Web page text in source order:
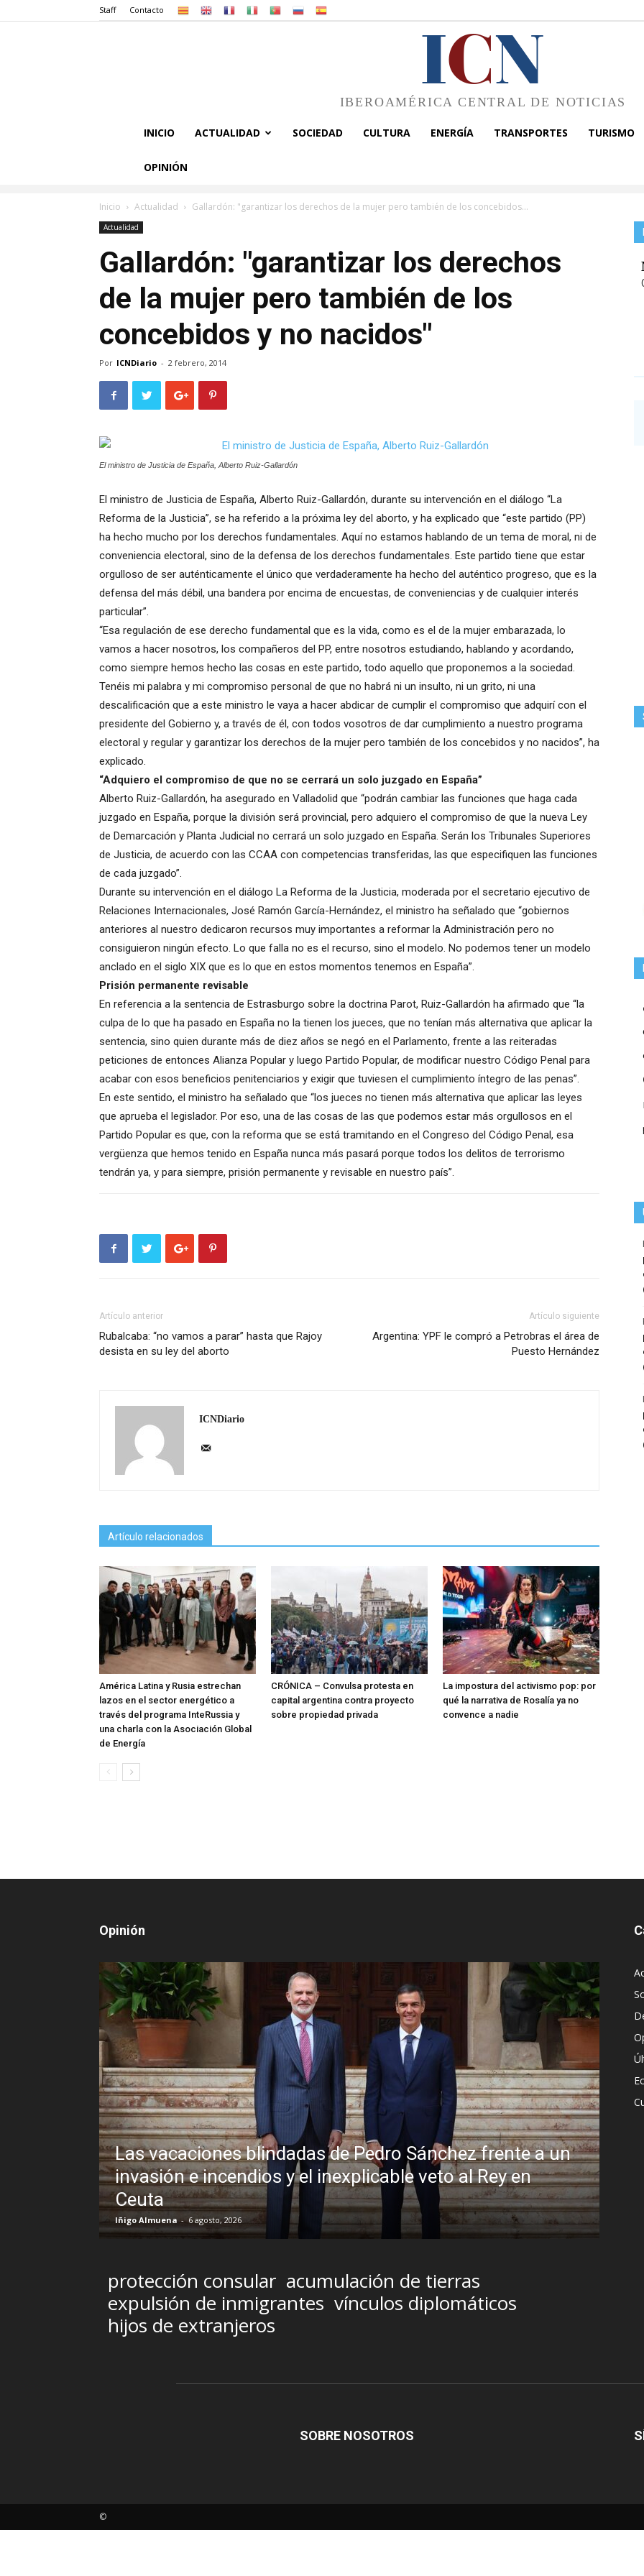
Staff Contacto
ICN
IBEROAMÉRICA CENTRAL DE NOTICIAS
INICIO ACTUALIDAD SOCIEDAD CULTURA ENERGÍA TRANSPORTES TURISMO
OPINIÓN
Inicio Actualidad Gallardón: "garantizar los derechos de la mujer pero también de los concebidos...
Actualidad
Gallardón: "garantizar los derechos
de la mujer pero también de los
concebidos y no nacidos"
Por ICNDiario - 2 febrero, 2014
El ministro de Justicia de España, Alberto Ruiz-Gallardón
El ministro de Justicia de España, Alberto Ruiz-Gallardón, durante su intervención en el diálogo “La
Reforma de la Justicia”, se ha referido a la próxima ley del aborto, y ha explicado que “este partido (PP)
ha hecho mucho por los derechos fundamentales. Aquí no estamos hablando de un tema de moral, ni de
conveniencia electoral, sino de la defensa de los derechos fundamentales. Este partido tiene que estar
orgulloso de ser auténticamente el único que verdaderamente ha hecho del auténtico progreso, que es la
defensa del más débil, una bandera por encima de encuestas, de conveniencias y de cualquier interés
particular”.
“Esa regulación de ese derecho fundamental que es la vida, como es el de la mujer embarazada, lo
vamos a hacer nosotros, los compañeros del PP, entre nosotros estudiando, hablando y acordando,
como siempre hemos hecho las cosas en este partido, todo aquello que proponemos a la sociedad.
Tenéis mi palabra y mi compromiso personal de que no habrá ni un insulto, ni un grito, ni una
descalificación que a este ministro le vaya a hacer abdicar de cumplir el compromiso que adquirí con el
presidente del Gobierno y, a través de él, con todos vosotros de dar cumplimiento a nuestro programa
electoral y regular y garantizar los derechos de la mujer pero también de los concebidos y no nacidos”, ha
explicado.
“Adquiero el compromiso de que no se cerrará un solo juzgado en España”
Alberto Ruiz-Gallardón, ha asegurado en Valladolid que “podrán cambiar las funciones que haga cada
juzgado en España, porque la división será provincial, pero adquiero el compromiso de que la nueva Ley
de Demarcación y Planta Judicial no cerrará un solo juzgado en España. Serán los Tribunales Superiores
de Justicia, de acuerdo con las CCAA con competencias transferidas, las que especifiquen las funciones
de cada juzgado”.
Durante su intervención en el diálogo La Reforma de la Justicia, moderada por el secretario ejecutivo de
Relaciones Internacionales, José Ramón García-Hernández, el ministro ha señalado que “gobiernos
anteriores al nuestro dedicaron recursos muy importantes a reformar la Administración pero no
consiguieron ningún efecto. Lo que falla no es el recurso, sino el modelo. No podemos tener un modelo
anclado en el siglo XIX que es lo que en estos momentos tenemos en España”.
Prisión permanente revisable
En referencia a la sentencia de Estrasburgo sobre la doctrina Parot, Ruiz-Gallardón ha afirmado que “la
culpa de lo que ha pasado en España no la tienen los jueces, que no tenían más alternativa que aplicar la
sentencia, sino quien durante más de diez años se negó en el Parlamento, frente a las reiteradas
peticiones de entonces Alianza Popular y luego Partido Popular, de modificar nuestro Código Penal para
acabar con esos beneficios penitenciarios y exigir que tuviesen el cumplimiento íntegro de las penas”.
En este sentido, el ministro ha señalado que “los jueces no tienen más alternativa que aplicar las leyes
que aprueba el legislador. Por eso, una de las cosas de las que podemos estar más orgullosos en el
Partido Popular es que, con la reforma que se está tramitando en el Congreso del Código Penal, esa
vergüenza que hemos tenido en España nunca más pasará porque todos los delitos de terrorismo
tendrán ya, y para siempre, prisión permanente y revisable en nuestro país”.
Artículo anterior
Rubalcaba: “no vamos a parar” hasta que Rajoy
desista en su ley del aborto
Artículo siguiente
Argentina: YPF le compró a Petrobras el área de
Puesto Hernández
ICNDiario
Artículo relacionados
América Latina y Rusia estrechan
lazos en el sector energético a
través del programa InteRussia y
una charla con la Asociación Global
de Energía
CRÓNICA – Convulsa protesta en
capital argentina contra proyecto
sobre propiedad privada
La impostura del activismo pop: por
qué la narrativa de Rosalía ya no
convence a nadie
Opinión
de Pedro Sánchez frente a un
y el inexplicable veto al Rey en
Sin disimulo: la peligrosa
Brasil y la sombra del Foro de São
R.C. Gómez 5 agosto, 2026
protección consular acumulación de tierras
expulsión de inmigrantes vínculos diplomáticos
hijos de extranjeros
SOBRE NOSOTROS
©